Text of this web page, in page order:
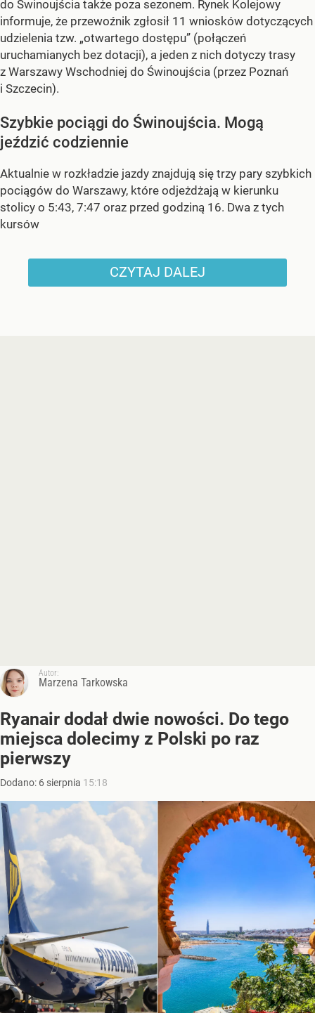
do Świnoujścia także poza sezonem. Rynek Kolejowy
informuje, że przewoźnik zgłosił 11 wniosków dotyczących
udzielenia tzw. „otwartego dostępu” (połączeń
uruchamianych bez dotacji), a jeden z nich dotyczy trasy
z Warszawy Wschodniej do Świnoujścia (przez Poznań
i Szczecin).
Szybkie pociągi do Świnoujścia. Mogą
jeździć codziennie
Aktualnie w rozkładzie jazdy znajdują się trzy pary szybkich
pociągów do Warszawy, które odjeżdżają w kierunku
stolicy o 5:43, 7:47 oraz przed godziną 16. Dwa z tych
kursów
CZYTAJ DALEJ
Autor:
Marzena Tarkowska
Ryanair dodał dwie nowości. Do tego
miejsca dolecimy z Polski po raz
pierwszy
Dodano: 6 sierpnia 15:18